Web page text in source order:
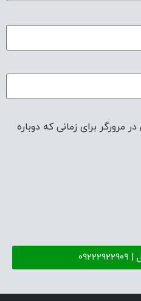
مرورگر برای زمانی که دوباره